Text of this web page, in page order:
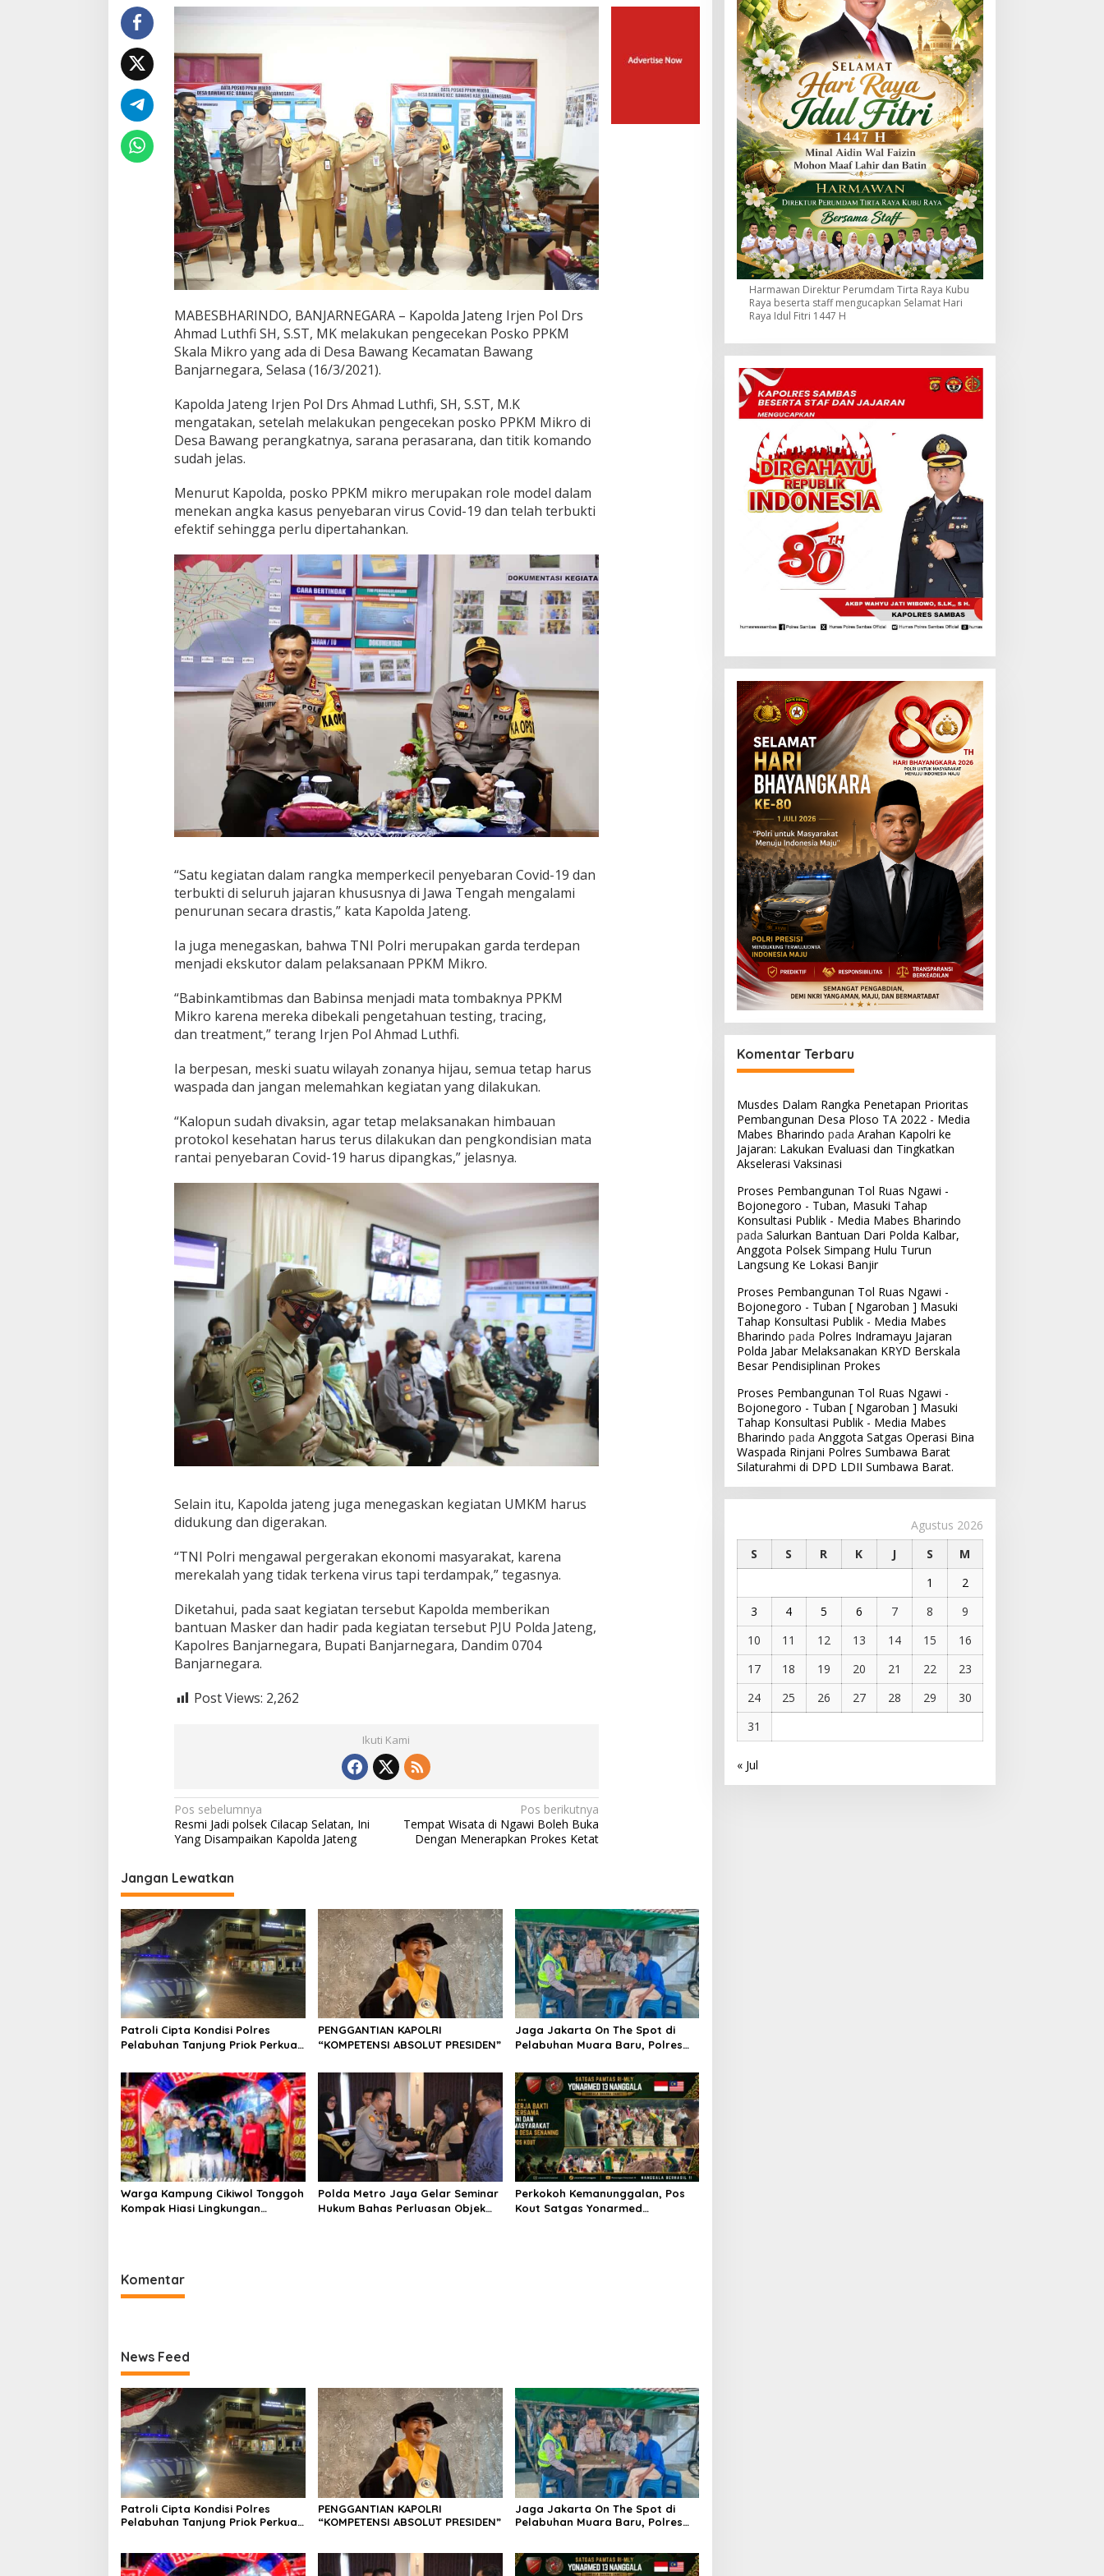
u
j
u
n
g
i
D
e
s
a
B
a
w
a
g
B
a
n
j
a
n
e
g
a
r
C
e
k
o
s
k
o
P
M
M
i
k
r
o
MABESBHARINDO, BANJARNEGARA – Kapolda Jateng Irjen Pol Drs
Ahmad Luthfi SH, S.ST, MK melakukan pengecekan Posko PPKM
Skala Mikro yang ada di Desa Bawang Kecamatan Bawang
Banjarnegara, Selasa (16/3/2021).
Kapolda Jateng Irjen Pol Drs Ahmad Luthfi, SH, S.ST, M.K
mengatakan, setelah melakukan pengecekan posko PPKM Mikro di
Desa Bawang perangkatnya, sarana perasarana, dan titik komando
sudah jelas.
Menurut Kapolda, posko PPKM mikro merupakan role model dalam
menekan angka kasus penyebaran virus Covid-19 dan telah terbukti
efektif sehingga perlu dipertahankan.
“Satu kegiatan dalam rangka memperkecil penyebaran Covid-19 dan
terbukti di seluruh jajaran khususnya di Jawa Tengah mengalami
penurunan secara drastis,” kata Kapolda Jateng.
Ia juga menegaskan, bahwa TNI Polri merupakan garda terdepan
menjadi ekskutor dalam pelaksanaan PPKM Mikro.
“Babinkamtibmas dan Babinsa menjadi mata tombaknya PPKM
Mikro karena mereka dibekali pengetahuan testing, tracing,
dan treatment,” terang Irjen Pol Ahmad Luthfi.
Ia berpesan, meski suatu wilayah zonanya hijau, semua tetap harus
waspada dan jangan melemahkan kegiatan yang dilakukan.
“Kalopun sudah divaksin, agar tetap melaksanakan himbauan
protokol kesehatan harus terus dilakukan dan pengkondisian mata
rantai penyebaran Covid-19 harus dipangkas,” jelasnya.
Selain itu, Kapolda jateng juga menegaskan kegiatan UMKM harus
didukung dan digerakan.
“TNI Polri mengawal pergerakan ekonomi masyarakat, karena
merekalah yang tidak terkena virus tapi terdampak,” tegasnya.
Diketahui, pada saat kegiatan tersebut Kapolda memberikan
bantuan Masker dan hadir pada kegiatan tersebut PJU Polda Jateng,
Kapolres Banjarnegara, Bupati Banjarnegara, Dandim 0704
Banjarnegara.
Post Views: 2,262
Ikuti Kami
N
a
i
g
a
s
i
p
o
s
Pos sebelumnya
Resmi Jadi polsek Cilacap Selatan, Ini
Yang Disampaikan Kapolda Jateng
Pos berikutnya
Tempat Wisata di Ngawi Boleh Buka
Dengan Menerapkan Prokes Ketat
Jangan Lewatkan
Patroli Cipta Kondisi Polres
Pelabuhan Tanjung Priok Perkuat
Situasi Berlangsung Aman dan
Kondusif
PENGGANTIAN KAPOLRI
“KOMPETENSI ABSOLUT PRESIDEN”
Jaga Jakarta On The Spot di
Pelabuhan Muara Baru, Polres
Sinergi Kamtibmas Bersama
Masyarakat
Warga Kampung Cikiwol Tonggoh
Kompak Hiasi Lingkungan
Polda Metro Jaya Gelar Seminar
Hukum Bahas Perluasan Objek
Perkokoh Kemanunggalan, Pos
Kout Satgas Yonarmed
Komentar
News Feed
Patroli Cipta Kondisi Polres
Pelabuhan Tanjung Priok Perkuat
Kondusif
PENGGANTIAN KAPOLRI
“KOMPETENSI ABSOLUT PRESIDEN”
Jaga Jakarta On The Spot di
Pelabuhan Muara Baru, Polres
Masyarakat
Harmawan Direktur Perumdam Tirta Raya Kubu
Raya beserta staff mengucapkan Selamat Hari
Raya Idul Fitri 1447 H
Komentar Terbaru
Musdes Dalam Rangka Penetapan Prioritas
Pembangunan Desa Ploso TA 2022 - Media
Mabes Bharindo pada Arahan Kapolri ke
Jajaran: Lakukan Evaluasi dan Tingkatkan
Akselerasi Vaksinasi
Proses Pembangunan Tol Ruas Ngawi -
Bojonegoro - Tuban, Masuki Tahap
Konsultasi Publik - Media Mabes Bharindo
pada Salurkan Bantuan Dari Polda Kalbar,
Anggota Polsek Simpang Hulu Turun
Langsung Ke Lokasi Banjir
Proses Pembangunan Tol Ruas Ngawi -
Bojonegoro - Tuban [ Ngaroban ] Masuki
Tahap Konsultasi Publik - Media Mabes
Bharindo pada Polres Indramayu Jajaran
Polda Jabar Melaksanakan KRYD Berskala
Besar Pendisiplinan Prokes
Proses Pembangunan Tol Ruas Ngawi -
Bojonegoro - Tuban [ Ngaroban ] Masuki
Tahap Konsultasi Publik - Media Mabes
Bharindo pada Anggota Satgas Operasi Bina
Waspada Rinjani Polres Sumbawa Barat
Silaturahmi di DPD LDII Sumbawa Barat.
Agustus 2026
S
S R K J S
M
1
2
3
4 5 6 7 8
9
10
11 12 13 14 15
16
17
18 19 20 21 22
23
24
25 26 27 28 29
30
31
« Jul